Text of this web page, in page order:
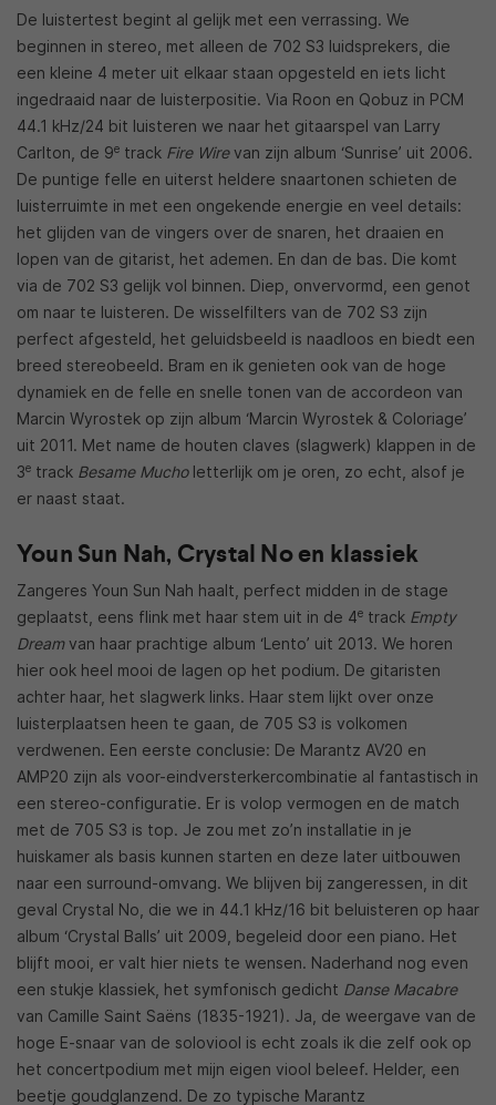
De luistertest begint al gelijk met een verrassing. We
beginnen in stereo, met alleen de 702 S3 luidsprekers, die
een kleine 4 meter uit elkaar staan opgesteld en iets licht
ingedraaid naar de luisterpositie. Via Roon en Qobuz in PCM
44.1 kHz/24 bit luisteren we naar het gitaarspel van Larry
Carlton, de 9e track Fire Wirevan zijn album ‘Sunrise’ uit 2006.
De puntige felle en uiterst heldere snaartonen schieten de
luisterruimte in met een ongekende energie en veel details:
het glijden van de vingers over de snaren, het draaien en
lopen van de gitarist, het ademen. En dan de bas. Die komt
via de 702 S3 gelijk vol binnen. Diep, onvervormd, een genot
om naar te luisteren. De wisselfilters van de 702 S3 zijn
perfect afgesteld, het geluidsbeeld is naadloos en biedt een
breed stereobeeld. Bram en ik genieten ook van de hoge
dynamiek en de felle en snelle tonen van de accordeon van
Marcin Wyrostek op zijn album ‘Marcin Wyrostek & Coloriage’
uit 2011. Met name de houten claves (slagwerk) klappen in de
3e track Besame Mucholetterlijk om je oren, zo echt, alsof je
er naast staat.
Youn Sun Nah, Crystal No en klassiek
Zangeres Youn Sun Nah haalt, perfect midden in de stage
geplaatst, eens flink met haar stem uit in de 4e track Empty
Dreamvan haar prachtige album ‘Lento’ uit 2013. We horen
hier ook heel mooi de lagen op het podium. De gitaristen
achter haar, het slagwerk links. Haar stem lijkt over onze
luisterplaatsen heen te gaan, de 705 S3 is volkomen
verdwenen. Een eerste conclusie: De Marantz AV20 en
AMP20 zijn als voor-eindversterkercombinatie al fantastisch in
een stereo-configuratie. Er is volop vermogen en de match
met de 705 S3 is top. Je zou met zo’n installatie in je
huiskamer als basis kunnen starten en deze later uitbouwen
naar een surround-omvang. We blijven bij zangeressen, in dit
geval Crystal No, die we in 44.1 kHz/16 bit beluisteren op haar
album ‘Crystal Balls’ uit 2009, begeleid door een piano. Het
blijft mooi, er valt hier niets te wensen. Naderhand nog even
een stukje klassiek, het symfonisch gedicht Danse Macabre
van Camille Saint Saëns (1835-1921). Ja, de weergave van de
hoge E-snaar van de soloviool is echt zoals ik die zelf ook op
het concertpodium met mijn eigen viool beleef. Helder, een
beetje goudglanzend. De zo typische Marantz